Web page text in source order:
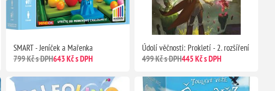
SMART - Jeníček a Mařenka
799 Kč s DPH643 Kč s DPH
Údolí věčnosti: Prokletí - 2. rozšíření
499 Kč s DPH445 Kč s DPH